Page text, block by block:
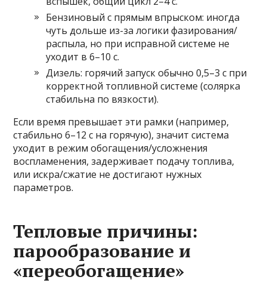
Бензиновый с прямым впрыском: иногда
чуть дольше из-за логики фазирования/
распыла, но при исправной системе не
уходит в 6–10 с.
Дизель: горячий запуск обычно 0,5–3 с при
корректной топливной системе (солярка
стабильна по вязкости).
Если время превышает эти рамки (например,
стабильно 6–12 с на горячую), значит система
уходит в режим обогащения/усложнения
воспламенения, задерживает подачу топлива,
или искра/сжатие не достигают нужных
параметров.
Тепловые причины:
парообразование и
«переобогащение»